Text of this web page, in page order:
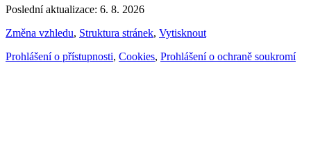
Poslední aktualizace: 6. 8. 2026
Změna vzhledu, Struktura stránek, Vytisknout
Prohlášení o přístupnosti, Cookies, Prohlášení o ochraně soukromí